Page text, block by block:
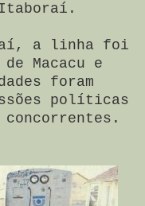
a linha foi
Macacu e
foram
políticas